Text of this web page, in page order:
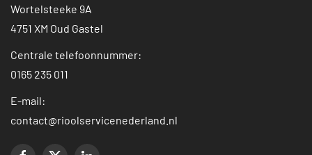
Wortelsteeke 9A
4751 XM Oud Gastel
Centrale telefoonnummer:
0165 235 011
E-mail:
contact@rioolservicenederland.nl